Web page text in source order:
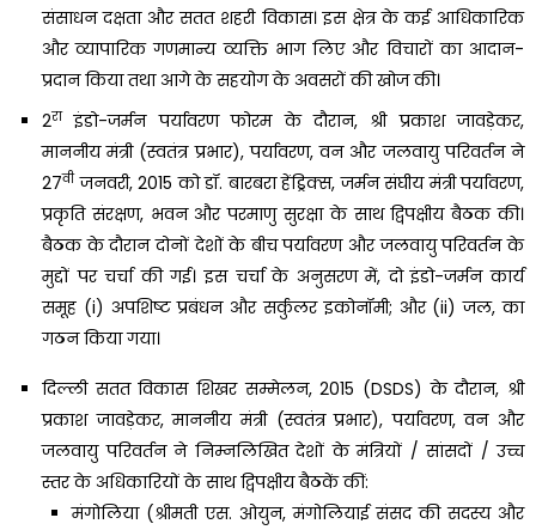
संसाधन दक्षता और सतत शहरी विकास। इस क्षेत्र के कई आधिकारिक
और व्यापारिक गणमान्य व्यक्ति भाग लिए और विचारों का आदान-
प्रदान किया तथा आगे के सहयोग के अवसरों की खोज की।
2राइंडो-जर्मन पर्यावरण फोरम के दौरान, श्री प्रकाश जावड़ेकर,
माननीय मंत्री (स्वतंत्र प्रभार), पर्यावरण, वन और जलवायु परिवर्तन ने
27वीजनवरी, 2015 को डॉ. बारबरा हेंड्रिक्स, जर्मन संघीय मंत्री पर्यावरण,
प्रकृति संरक्षण, भवन और परमाणु सुरक्षा के साथ द्विपक्षीय बैठक की।
बैठक के दौरान दोनों देशों के बीच पर्यावरण और जलवायु परिवर्तन के
मुद्दों पर चर्चा की गई। इस चर्चा के अनुसरण में, दो इंडो-जर्मन कार्य
समूह (i) अपशिष्ट प्रबंधन और सर्कुलर इकोनॉमी; और (ii) जल, का
गठन किया गया।
दिल्ली सतत विकास शिखर सम्मेलन, 2015 (DSDS) के दौरान, श्री
प्रकाश जावड़ेकर, माननीय मंत्री (स्वतंत्र प्रभार), पर्यावरण, वन और
जलवायु परिवर्तन ने निम्नलिखित देशों के मंत्रियों / सांसदों / उच्च
स्तर के अधिकारियों के साथ द्विपक्षीय बैठकें कीं:
मंगोलिया (श्रीमती एस. ओयुन, मंगोलियाई संसद की सदस्य और